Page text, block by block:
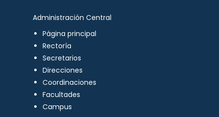
Administración Central
Página principal
Rectoría
Secretarios
Direcciones
Coordinaciones
Facultades
Campus